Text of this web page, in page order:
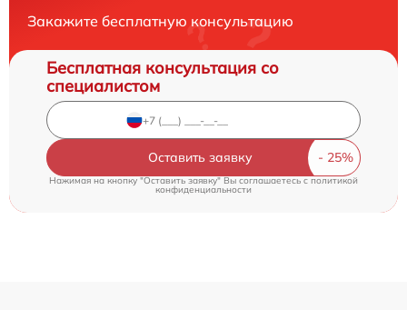
Закажите бесплатную консультацию
Бесплатная консультация со
специалистом
Оставить заявку
Нажимая на кнопку "Оставить заявку" Вы соглашаетесь c политикой
конфиденциальности